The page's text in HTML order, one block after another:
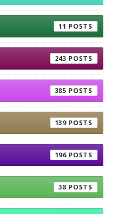
11
243
385
139
196
38